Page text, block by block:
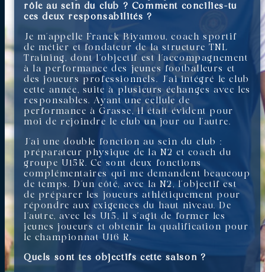
rôle au sein du club ? Comment concilies-tu
ces deux responsabilités ?
Je m’appelle Franck Biyamou, coach sportif
de métier et fondateur de la structure TNL
Training, dont l’objectif est l’accompagnement
à la performance des jeunes footballeurs et
des joueurs professionnels. J’ai intégré le club
cette année, suite à plusieurs échanges avec les
responsables. Ayant une cellule de
performance à Grasse, il était évident pour
moi de rejoindre le club un jour ou l’autre.
J’ai une double fonction au sein du club :
préparateur physique de la N2 et coach du
groupe U15R. Ce sont deux fonctions
complémentaires qui me demandent beaucoup
de temps. D’un côté, avec la N2, l’objectif est
de préparer les joueurs athlétiquement pour
répondre aux exigences du haut niveau. De
l’autre, avec les U15, il s’agit de former les
jeunes joueurs et obtenir la qualification pour
le championnat U16 R.
Quels sont tes objectifs cette saison ?